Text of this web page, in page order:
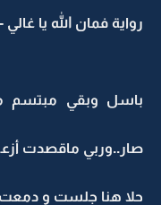
رواية فمان الله يا غالي -19
باسل وبقي مبتسم
صار..وربي ماقصدت
حلا هنا جلست و دمعت